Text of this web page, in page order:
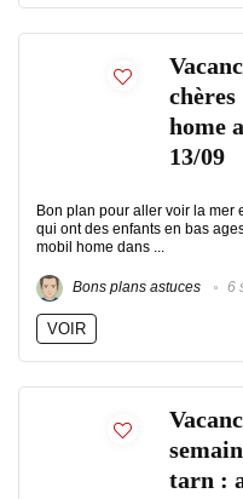
chères
home
13/09
Bon plan pour aller voir la mer
qui ont des enfants en bas
mobil home dans ...
Bons plans astuces 6
VOIR
tarn :